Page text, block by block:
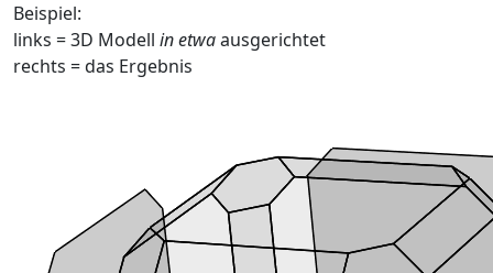
Beispiel:
links = 3D Modell in etwaausgerichtet
rechts = das Ergebnis